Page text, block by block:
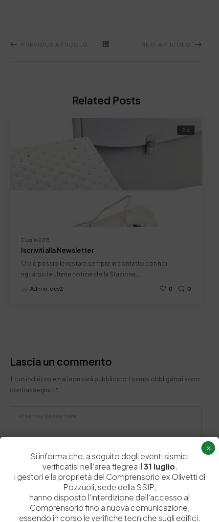
PREVIOUS ARTICOLO NEXT ARTICOLO
Related Posts
3 Luglio 2015
Old
Iscriviti alla Newsletter
Ora è possibile restare sempre in contatto con noi
riguardo le ultime notizie della Stazione…
by Admin_dev2 0 0
Lascia un commento
Il tuo indirizzo email non sarà pubblicato. I campi obbligatori sono
contrassegnati *
Si informa che, a seguito degli eventi sismici
verificatisi nell’area flegrea il31 luglio,
i gestori e la proprietà del Comprensorio ex Olivetti di
Pozzuoli, sede della SSIP,
hanno disposto l’interdizione dell’accesso al
Comprensorio fino a nuova comunicazione,
essendo in corso le verifiche tecniche sugli edifici.
×